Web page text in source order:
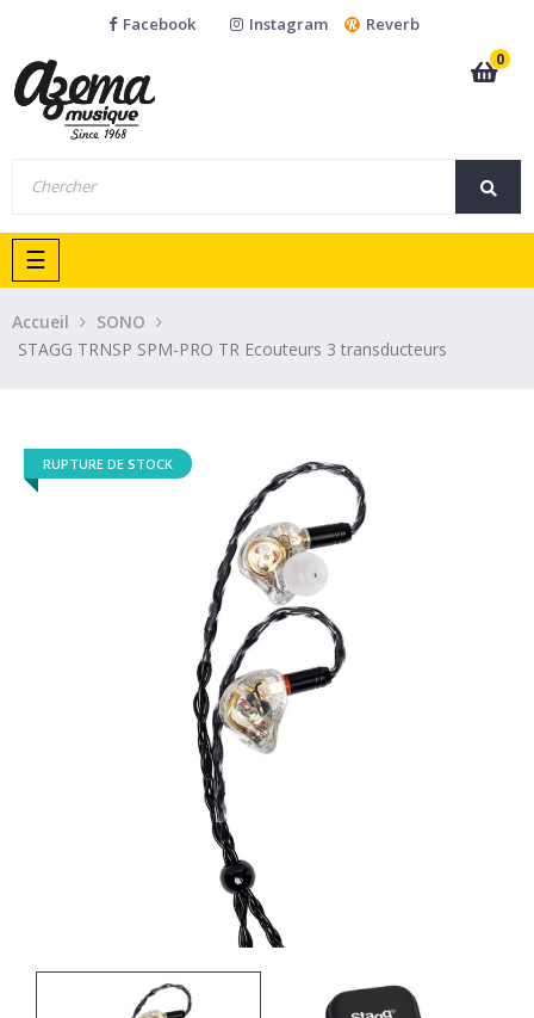
Facebook Instagram
Reverb
0
Basculer
la
navigation
☰
Accueil
SONO
STAGG TRNSP SPM-PRO TR Ecouteurs 3 transducteurs
RUPTURE DE STOCK